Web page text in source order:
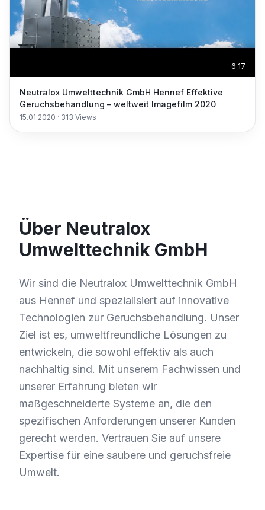
6:17
Neutralox Umwelttechnik GmbH Hennef Effektive
Geruchsbehandlung – weltweit Imagefilm 2020
15.01.2020 · 313 Views
Über Neutralox
Umwelttechnik GmbH
Wir sind die Neutralox Umwelttechnik GmbH
aus Hennef und spezialisiert auf innovative
Technologien zur Geruchsbehandlung. Unser
Ziel ist es, umweltfreundliche Lösungen zu
entwickeln, die sowohl effektiv als auch
nachhaltig sind. Mit unserem Fachwissen und
unserer Erfahrung bieten wir
maßgeschneiderte Systeme an, die den
spezifischen Anforderungen unserer Kunden
gerecht werden. Vertrauen Sie auf unsere
Expertise für eine saubere und geruchsfreie
Umwelt.